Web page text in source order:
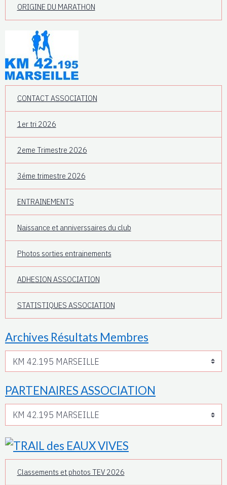
ORIGINE DU MARATHON
CONTACT ASSOCIATION
1er tri 2026
2eme Trimestre 2026
3éme trimestre 2026
ENTRAINEMENTS
Naissance et anniverssaires du club
Photos sorties entrainements
ADHESION ASSOCIATION
STATISTIQUES ASSOCIATION
Archives Résultats Membres
PARTENAIRES ASSOCIATION
Classements et photos TEV 2026